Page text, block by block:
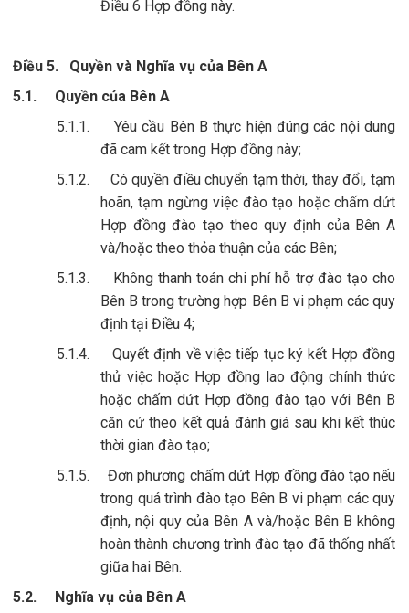
Điều 6 Hợp đồng này.
Điều 5.
Quyền và Nghĩa vụ của Bên A
5.1.
Quyền của Bên A
5.1.1.
Yêu cầu Bên B thực hiện đúng các nội dung
đã cam kết trong Hợp đồng này;
5.1.2.
Có quyền điều chuyển tạm thời, thay đổi, tạm
hoãn, tạm ngừng việc đào tạo hoặc chấm dứt
Hợp đồng đào tạo theo quy định của Bên A
và/hoặc theo thỏa thuận của các Bên;
5.1.3.
Không thanh toán chi phí hỗ trợ đào tạo cho
Bên B trong trường hợp Bên B vi phạm các quy
định tại Điều 4;
5.1.4.
Quyết định về việc tiếp tục ký kết Hợp đồng
thử việc hoặc Hợp đồng lao động chính thức
hoặc chấm dứt Hợp đồng đào tạo với Bên B
căn cứ theo kết quả đánh giá sau khi kết thúc
thời gian đào tạo;
5.1.5.
Đơn phương chấm dứt Hợp đồng đào tạo nếu
trong quá trình đào tạo Bên B vi phạm các quy
định, nội quy của Bên A và/hoặc Bên B không
hoàn thành chương trình đào tạo đã thống nhất
giữa hai Bên.
5.2.
Nghĩa vụ của Bên A